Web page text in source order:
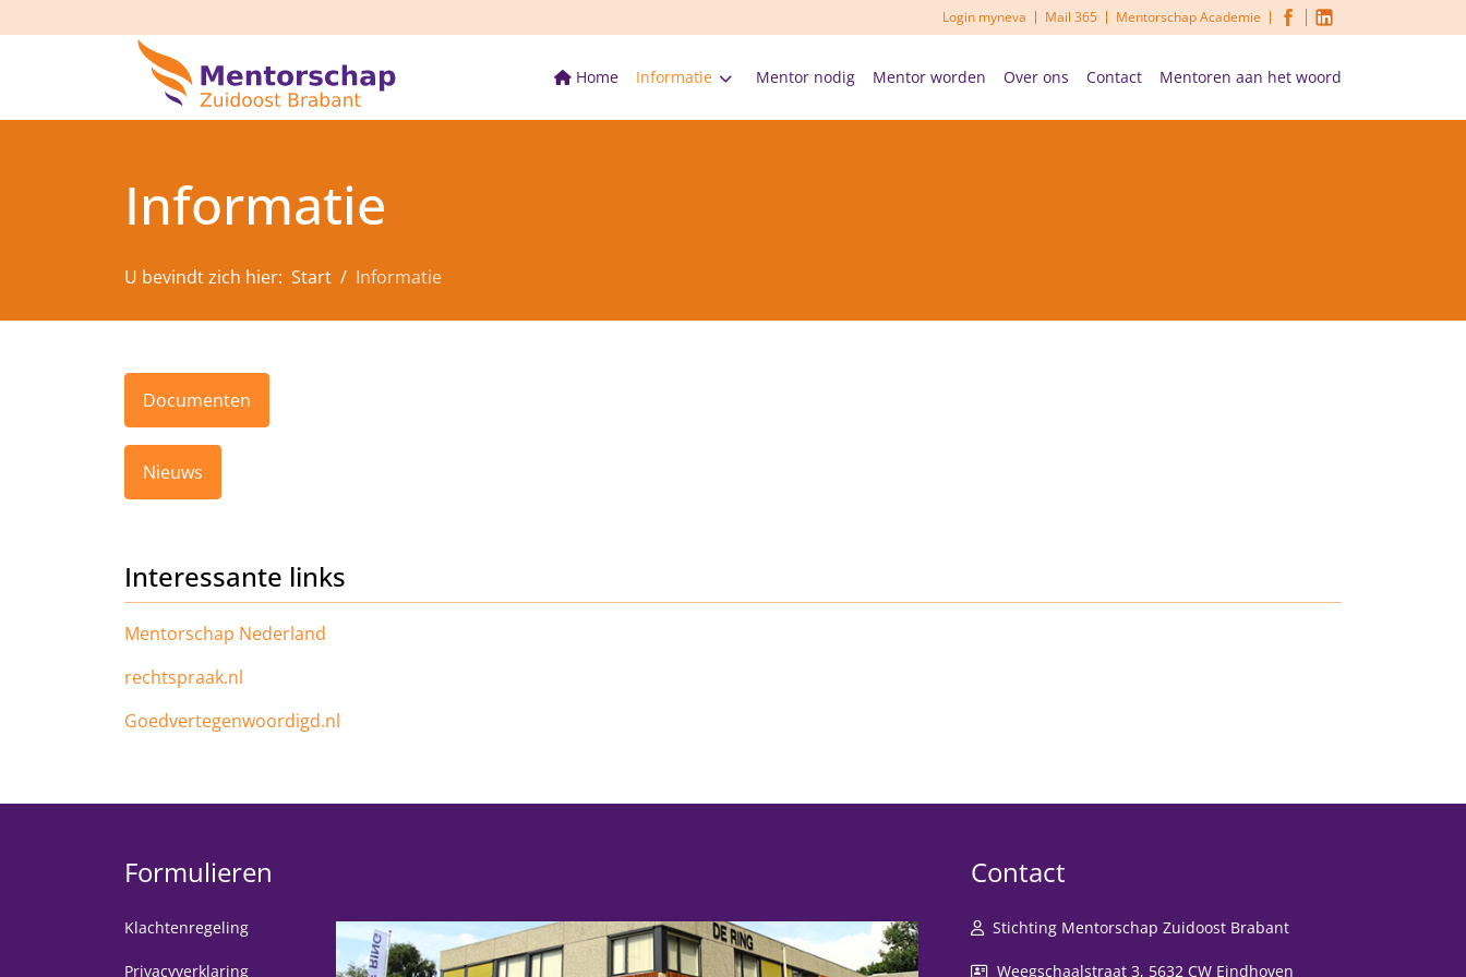
Login myneva Mail 365 Mentorschap Academie
Home Informatie Mentor nodig Mentor worden Over ons Contact Mentoren aan het woord
Informatie
U bevindt zich hier: Start Informatie
Documenten
Nieuws
Interessante links
Mentorschap Nederland
rechtspraak.nl
Goedvertegenwoordigd.nl
Formulieren
Klachtenregeling
Privacyverklaring
Contact
Stichting Mentorschap Zuidoost Brabant
Weegschaalstraat 3, 5632 CW Eindhoven